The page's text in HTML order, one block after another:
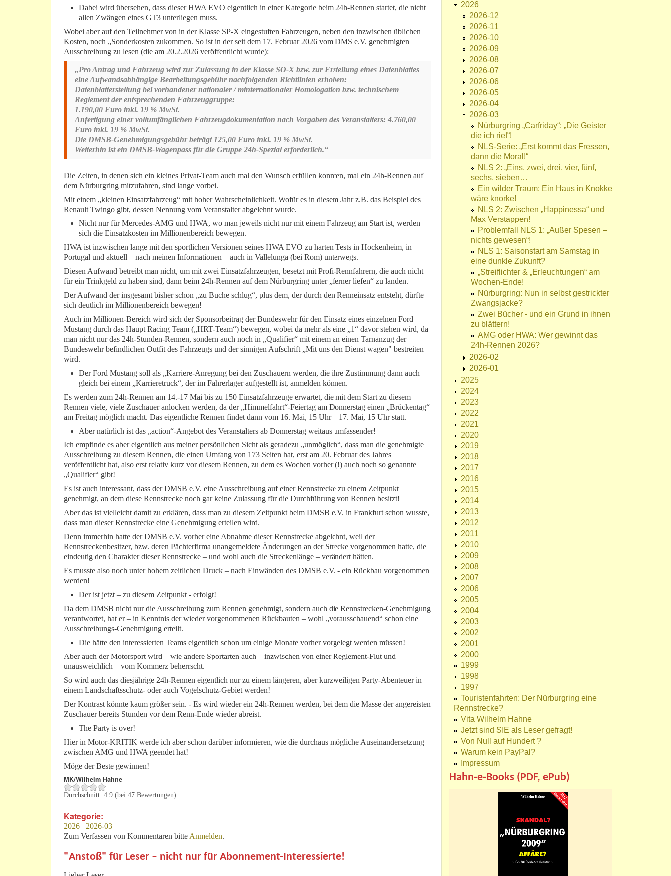
Dabei wird übersehen, dass dieser HWA EVO eigentlich in einer Kategorie beim 24h-Rennen startet, die nicht
allen Zwängen eines GT3 unterliegen muss.
Wobei aber auf den Teilnehmer von in der Klasse SP-X eingestuften Fahrzeugen, neben den inzwischen üblichen
Kosten, noch „Sonderkosten zukommen. So ist in der seit dem 17. Februar 2026 vom DMS e.V. genehmigten
Ausschreibung zu lesen (die am 20.2.2026 veröffentlicht wurde):
„Pro Antrag und Fahrzeug wird zur Zulassung in der Klasse SO-X bzw. zur Erstellung eines Datenblattes
eine Aufwandsabhängige Bearbeitungsgebühr nachfolgenden Richtlinien erhoben:
Datenblatterstellung bei vorhandener nationaler / minternationaler Homologation bzw. technischem
Reglement der entsprechenden Fahrzeuggruppe:
1.190,00 Euro inkl. 19 % MwSt.
Anfertigung einer vollumfänglichen Fahrzeugdokumentation nach Vorgaben des Veranstalters: 4.760,00
Euro inkl. 19 % MwSt.
Die DMSB-Genehmigungsgebühr beträgt 125,00 Euro inkl. 19 % MwSt.
Weiterhin ist ein DMSB-Wagenpass für die Gruppe 24h-Spezial erforderlich.“
Die Zeiten, in denen sich ein kleines Privat-Team auch mal den Wunsch erfüllen konnten, mal ein 24h-Rennen auf
dem Nürburgring mitzufahren, sind lange vorbei.
Mit einem „kleinen Einsatzfahrzeug“ mit hoher Wahrscheinlichkeit. Wofür es in diesem Jahr z.B. das Beispiel des
Renault Twingo gibt, dessen Nennung vom Veranstalter abgelehnt wurde.
Nicht nur für Mercedes-AMG und HWA, wo man jeweils nicht nur mit einem Fahrzeug am Start ist, werden
sich die Einsatzkosten im Millionenbereich bewegen.
HWA ist inzwischen lange mit den sportlichen Versionen seines HWA EVO zu harten Tests in Hockenheim, in
Portugal und aktuell – nach meinen Informationen – auch in Vallelunga (bei Rom) unterwegs.
Diesen Aufwand betreibt man nicht, um mit zwei Einsatzfahrzeugen, besetzt mit Profi-Rennfahrern, die auch nicht
für ein Trinkgeld zu haben sind, dann beim 24h-Rennen auf dem Nürburgring unter „ferner liefen“ zu landen.
Der Aufwand der insgesamt bisher schon „zu Buche schlug“, plus dem, der durch den Renneinsatz entsteht, dürfte
sich deutlich im Millionenbereich bewegen!
Auch im Millionen-Bereich wird sich der Sponsorbeitrag der Bundeswehr für den Einsatz eines einzelnen Ford
Mustang durch das Haupt Racing Team („HRT-Team“) bewegen, wobei da mehr als eine „1“ davor stehen wird, da
man nicht nur das 24h-Stunden-Rennen, sondern auch noch in „Qualifier“ mit einem an einen Tarnanzug der
Bundeswehr befindlichen Outfit des Fahrzeugs und der sinnigen Aufschrift „Mit uns den Dienst wagen" bestreiten
wird.
Der Ford Mustang soll als „Karriere-Anregung bei den Zuschauern werden, die ihre Zustimmung dann auch
gleich bei einem „Karrieretruck“, der im Fahrerlager aufgestellt ist, anmelden können.
Es werden zum 24h-Rennen am 14.-17 Mai bis zu 150 Einsatzfahrzeuge erwartet, die mit dem Start zu diesem
Rennen viele, viele Zuschauer anlocken werden, da der „Himmelfahrt“-Feiertag am Donnerstag einen „Brückentag“
am Freitag möglich macht. Das eigentliche Rennen findet dann vom 16. Mai, 15 Uhr – 17. Mai, 15 Uhr statt.
Aber natürlich ist das „action“-Angebot des Veranstalters ab Donnerstag weitaus umfassender!
Ich empfinde es aber eigentlich aus meiner persönlichen Sicht als geradezu „unmöglich“, dass man die genehmigte
Ausschreibung zu diesem Rennen, die einen Umfang von 173 Seiten hat, erst am 20. Februar des Jahres
veröffentlicht hat, also erst relativ kurz vor diesem Rennen, zu dem es Wochen vorher (!) auch noch so genannte
„Qualifier“ gibt!
Es ist auch interessant, dass der DMSB e.V. eine Ausschreibung auf einer Rennstrecke zu einem Zeitpunkt
genehmigt, an dem diese Rennstrecke noch gar keine Zulassung für die Durchführung von Rennen besitzt!
Aber das ist vielleicht damit zu erklären, dass man zu diesem Zeitpunkt beim DMSB e.V. in Frankfurt schon wusste,
dass man dieser Rennstrecke eine Genehmigung erteilen wird.
Denn immerhin hatte der DMSB e.V. vorher eine Abnahme dieser Rennstrecke abgelehnt, weil der
Rennstreckenbesitzer, bzw. deren Pächterfirma unangemeldete Änderungen an der Strecke vorgenommen hatte, die
eindeutig den Charakter dieser Rennstrecke – und wohl auch die Streckenlänge – verändert hätten.
Es musste also noch unter hohem zeitlichen Druck – nach Einwänden des DMSB e.V. - ein Rückbau vorgenommen
werden!
Der ist jetzt – zu diesem Zeitpunkt - erfolgt!
Da dem DMSB nicht nur die Ausschreibung zum Rennen genehmigt, sondern auch die Rennstrecken-Genehmigung
verantwortet, hat er – in Kenntnis der wieder vorgenommenen Rückbauten – wohl „vorausschauend“ schon eine
Ausschreibungs-Genehmigung erteilt.
Die hätte den interessierten Teams eigentlich schon um einige Monate vorher vorgelegt werden müssen!
Aber auch der Motorsport wird – wie andere Sportarten auch – inzwischen von einer Reglement-Flut und –
unausweichlich – vom Kommerz beherrscht.
So wird auch das diesjährige 24h-Rennen eigentlich nur zu einem längeren, aber kurzweiligen Party-Abenteuer in
einem Landschaftsschutz- oder auch Vogelschutz-Gebiet werden!
Der Kontrast könnte kaum größer sein. - Es wird wieder ein 24h-Rennen werden, bei dem die Masse der angereisten
Zuschauer bereits Stunden vor dem Renn-Ende wieder abreist.
The Party is over!
Hier in Motor-KRITIK werde ich aber schon darüber informieren, wie die durchaus mögliche Auseinandersetzung
zwischen AMG und HWA geendet hat!
Möge der Beste gewinnen!
MK/Wilhelm Hahne
Durchschnitt: 4.9 (bei 47 Bewertungen)
Kategorie:
2026
2026-03
Zum Verfassen von Kommentaren bitte Anmelden.
"Anstoß" für Leser – nicht nur für Abonnement-Interessierte!
2026
2026-12
2026-11
2026-10
2026-09
2026-08
2026-07
2026-06
2026-05
2026-04
2026-03
Nürburgring „Carfriday“: „Die Geister
die ich rief“!
NLS-Serie: „Erst kommt das Fressen,
dann die Moral!“
NLS 2: „Eins, zwei, drei, vier, fünf,
sechs, sieben…
Ein wilder Traum: Ein Haus in Knokke
wäre knorke!
NLS 2: Zwischen „Happinessa“ und
Max Verstappen!
Problemfall NLS 1: „Außer Spesen –
nichts gewesen“!
NLS 1: Saisonstart am Samstag in
eine dunkle Zukunft?
„Streiflichter & „Erleuchtungen“ am
Wochen-Ende!
Nürburgring: Nun in selbst gestrickter
Zwangsjacke?
Zwei Bücher - und ein Grund in ihnen
zu blättern!
AMG oder HWA: Wer gewinnt das
24h-Rennen 2026?
2026-02
2026-01
2025
2024
2023
2022
2021
2020
2019
2018
2017
2016
2015
2014
2013
2012
2011
2010
2009
2008
2007
2006
2005
2004
2003
2002
2001
2000
1999
1998
1997
Touristenfahrten: Der Nürburgring eine
Rennstrecke?
Vita Wilhelm Hahne
Jetzt sind SIE als Leser gefragt!
Von Null auf Hundert ?
Warum kein PayPal?
Impressum
Hahn-e-Books (PDF, ePub)